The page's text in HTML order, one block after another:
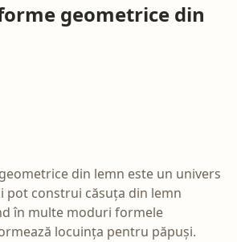
geometrice din
din lemn este un univers
pot construi căsuța din lemn
în multe moduri formele
locuința pentru păpuși.